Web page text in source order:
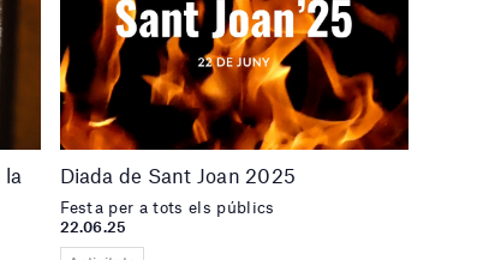
la
Diada de Sant Joan 2025
Festa per a tots els públics
22.06.25